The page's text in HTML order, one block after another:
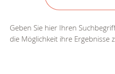
Geben Sie hier Ihren
die Möglichkeit ihre Ergebnisse